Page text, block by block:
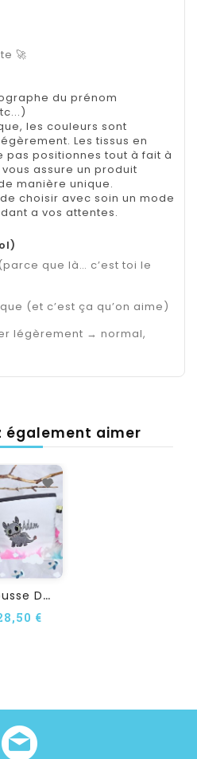
🚀
du prénom
les couleurs sont
Les tissus en
pas positionnes tout à fait à
assure un produit
manière unique.
choisir avec soin un mode
a vos attentes.
que là… c’est toi le
(et c’est ça qu’on aime)
légèrement → normal,
également aimer
T
Rousse De Toilette...
€